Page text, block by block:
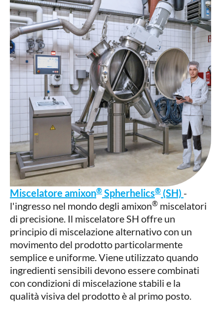
Miscelatore amixon® Spherhelics® (SH) -
l'ingresso nel mondo degli amixon® miscelatori
di precisione. Il miscelatore SH offre un
principio di miscelazione alternativo con un
movimento del prodotto particolarmente
semplice e uniforme. Viene utilizzato quando
ingredienti sensibili devono essere combinati
con condizioni di miscelazione stabili e la
qualità visiva del prodotto è al primo posto.